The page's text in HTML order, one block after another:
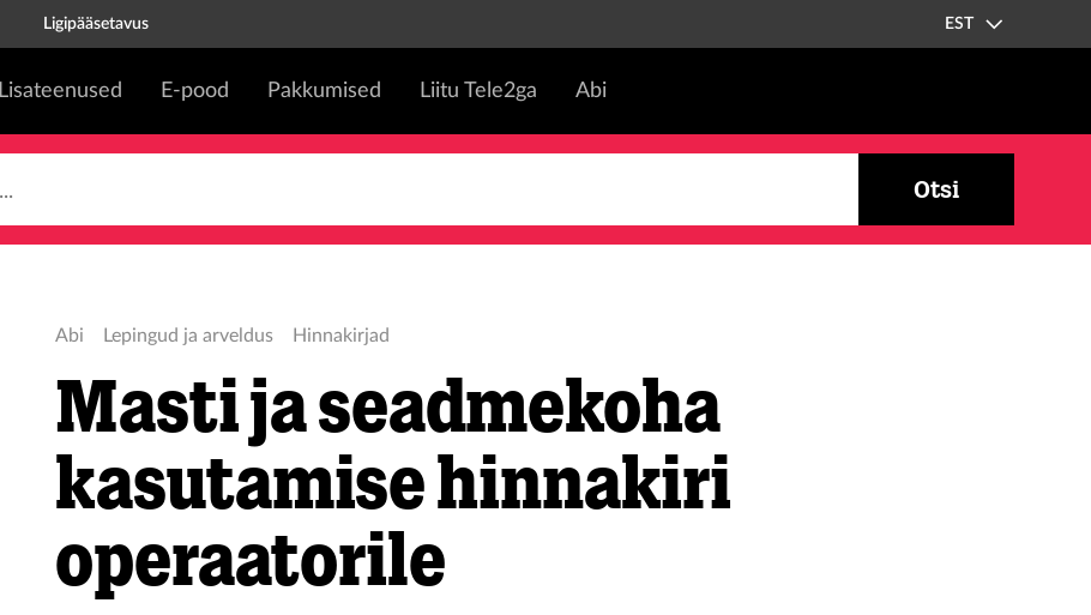
Ligipääsetavus EST
Lisateenused E-pood Pakkumised Liitu Tele2ga Abi
Otsi
Abi Lepingud ja arveldus Hinnakirjad
Masti ja seadmekoha
kasutamise hinnakiri
operaatorile